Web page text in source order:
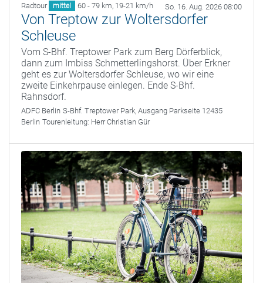
Radtour mittel 60 - 79 km, 19-21 km/h So. 16. Aug. 2026 08:00
Von Treptow zur Woltersdorfer
Schleuse
Vom S-Bhf. Treptower Park zum Berg Dörferblick,
dann zum Imbiss Schmetterlingshorst. Über Erkner
geht es zur Woltersdorfer Schleuse, wo wir eine
zweite Einkehrpause einlegen. Ende S-Bhf.
Rahnsdorf.
ADFC Berlin S-Bhf. Treptower Park, Ausgang Parkseite 12435
Berlin Tourenleitung: Herr Christian Gür